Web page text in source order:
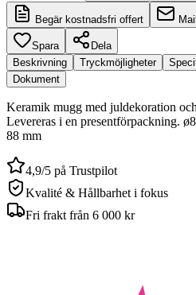
Begär kostnadsfri offert
Spara
Dela
Beskrivning
Tryckmöjligheter
Dokument
Keramik mugg med juldekoration
Levereras i en presentförpackning.
88 mm
4,9/5 på Trustpilot
Kvalité & Hållbarhet i fokus
Fri frakt från 6 000 kr